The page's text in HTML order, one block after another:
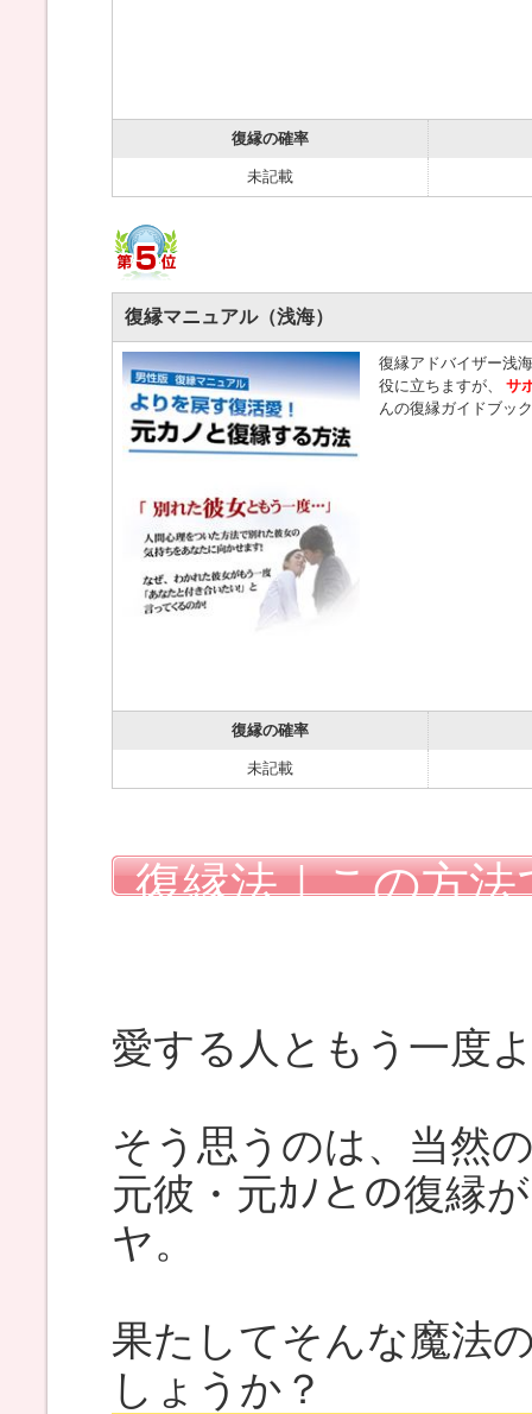
復縁の確率
未記載
復縁マニュアル（浅海）
復縁アドバイザー浅
役に立ちますが、
サ
んの復縁ガイドブッ
復縁の確率
未記載
復縁法｜この方
愛する人ともう一度
そう思うのは、当然
元彼・元ｶﾉとの復縁
ヤ。
果たしてそんな魔法
しょうか？